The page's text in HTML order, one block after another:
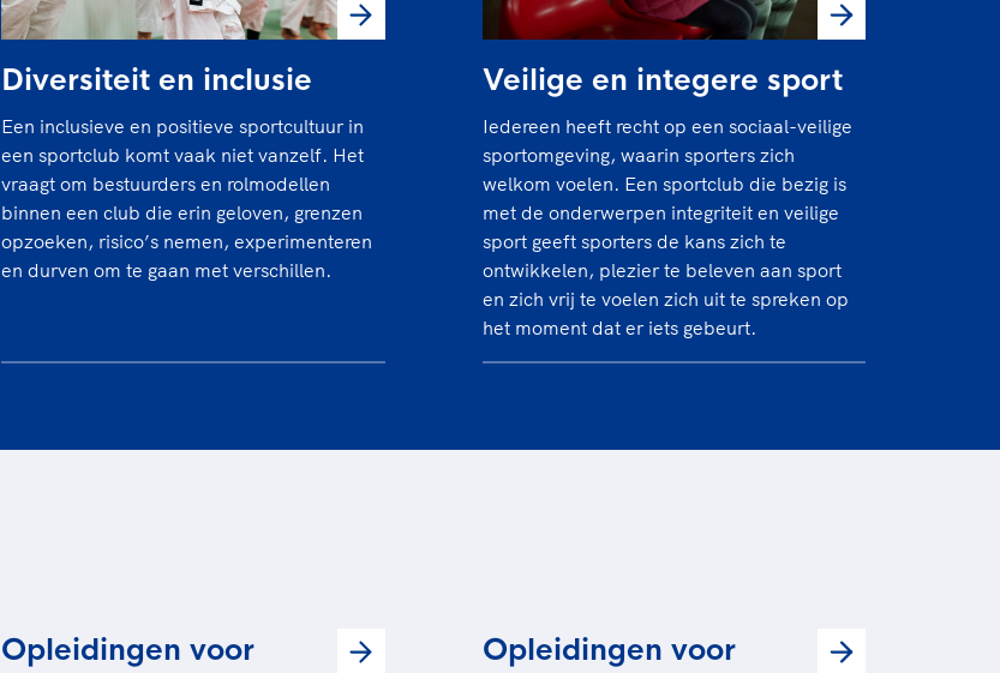
Diversiteit en inclusie
Een inclusieve en positieve sportcultuur in
een sportclub komt vaak niet vanzelf. Het
vraagt om bestuurders en rolmodellen
binnen een club die erin geloven, grenzen
opzoeken, risico’s nemen, experimenteren
en durven om te gaan met verschillen.
Veilige en integere sport
Iedereen heeft recht op een sociaal-veilige
sportomgeving, waarin sporters zich
welkom voelen. Een sportclub die bezig is
met de onderwerpen integriteit en veilige
sport geeft sporters de kans zich te
ontwikkelen, plezier te beleven aan sport
en zich vrij te voelen zich uit te spreken op
het moment dat er iets gebeurt.
Opleidingen voor
Opleidingen voor